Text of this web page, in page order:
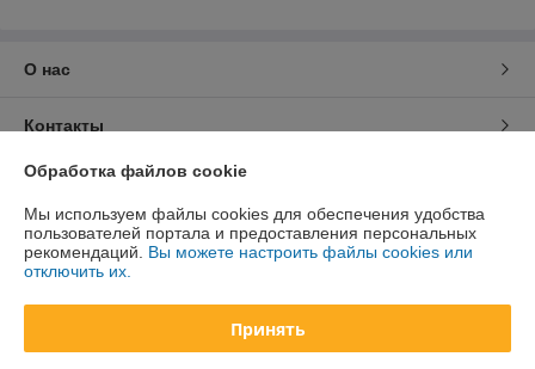
О нас
Контакты
Доставка и оплата
График работы
Политика обработки cookies
Обработка файлов cookie
Мы используем файлы cookies для обеспечения удобства
пользователей портала и предоставления персональных
рекомендаций. Вы можете настроить файлы cookies или
отключить их.
Принять